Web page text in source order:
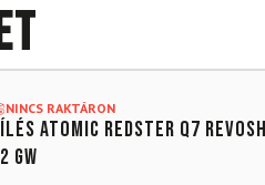
NINCS RAKTÁRON
ATOMIC REDSTER Q7
GW